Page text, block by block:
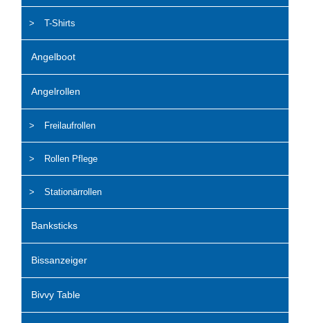
T-Shirts
Angelboot
Angelrollen
Freilaufrollen
Rollen Pflege
Stationärrollen
Banksticks
Bissanzeiger
Bivvy Table